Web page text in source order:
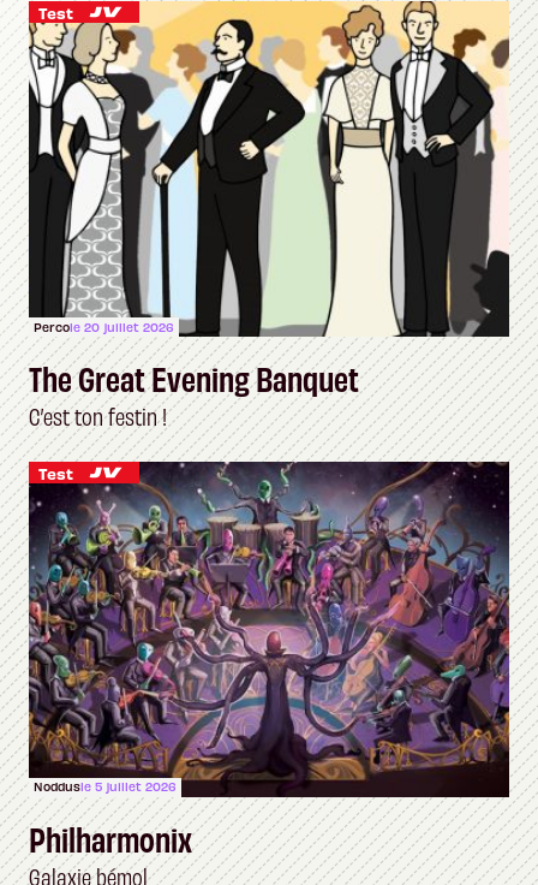
Test
Percole 20 juillet 2026
The Great Evening Banquet
C’est ton festin !
Test
Noddusle 5 juillet 2026
Philharmonix
Galaxie bémol